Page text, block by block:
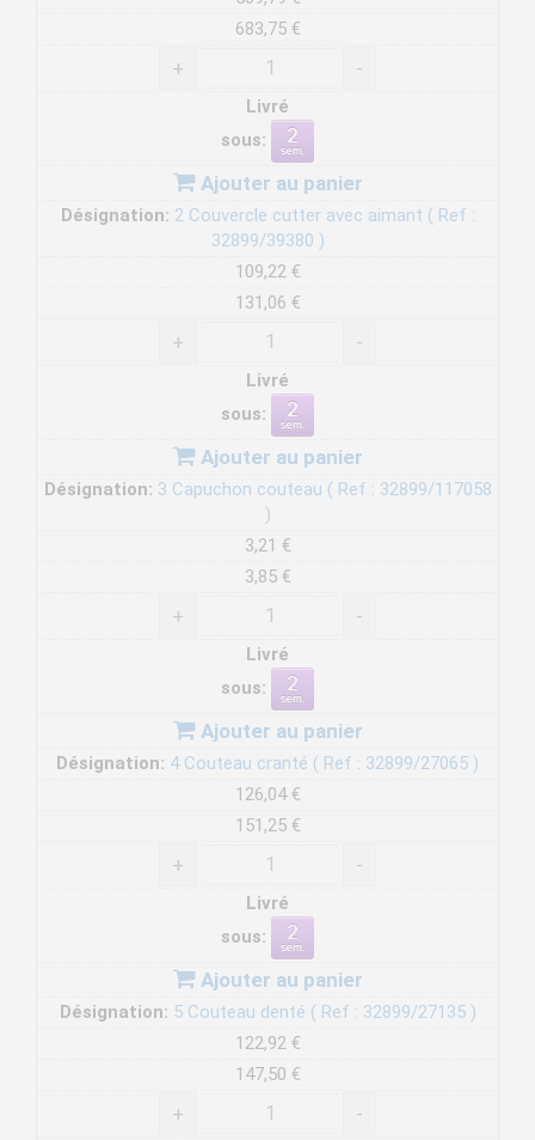
683,75 €
+ -
Livré
sous:
Ajouter au panier
Désignation: 2 Couvercle cutter avec aimant ( Ref :
32899/39380 )
109,22 €
131,06 €
+ -
Livré
sous:
Ajouter au panier
Désignation: 3 Capuchon couteau ( Ref : 32899/117058
)
3,21 €
3,85 €
+ -
Livré
sous:
Ajouter au panier
Désignation: 4 Couteau cranté ( Ref : 32899/27065 )
126,04 €
151,25 €
+ -
Livré
sous:
Ajouter au panier
Désignation: 5 Couteau denté ( Ref : 32899/27135 )
122,92 €
147,50 €
+ -